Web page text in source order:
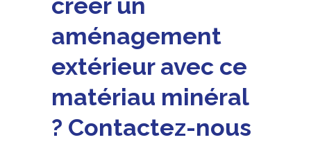
créer un
aménagement
extérieur avec ce
matériau minéral
? Contactez-nous